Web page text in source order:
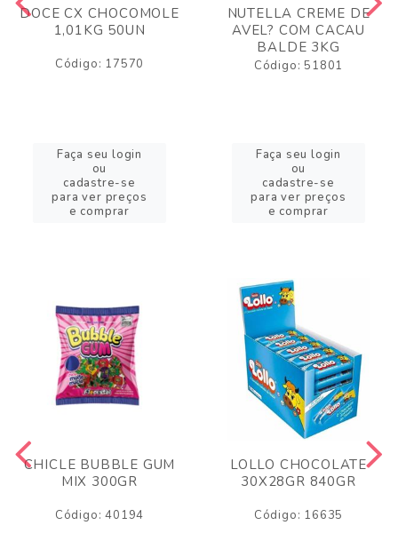
DOCE CX CHOCOMOLE
1,01KG 50UN
Código: 17570
Faça seu login
ou
cadastre-se
para ver preços
e comprar
NUTELLA CREME DE
AVEL? COM CACAU
BALDE 3KG
Código: 51801
Faça seu login
ou
cadastre-se
para ver preços
e comprar
CHICLE BUBBLE GUM
MIX 300GR
Código: 40194
LOLLO CHOCOLATE
30X28GR 840GR
Código: 16635